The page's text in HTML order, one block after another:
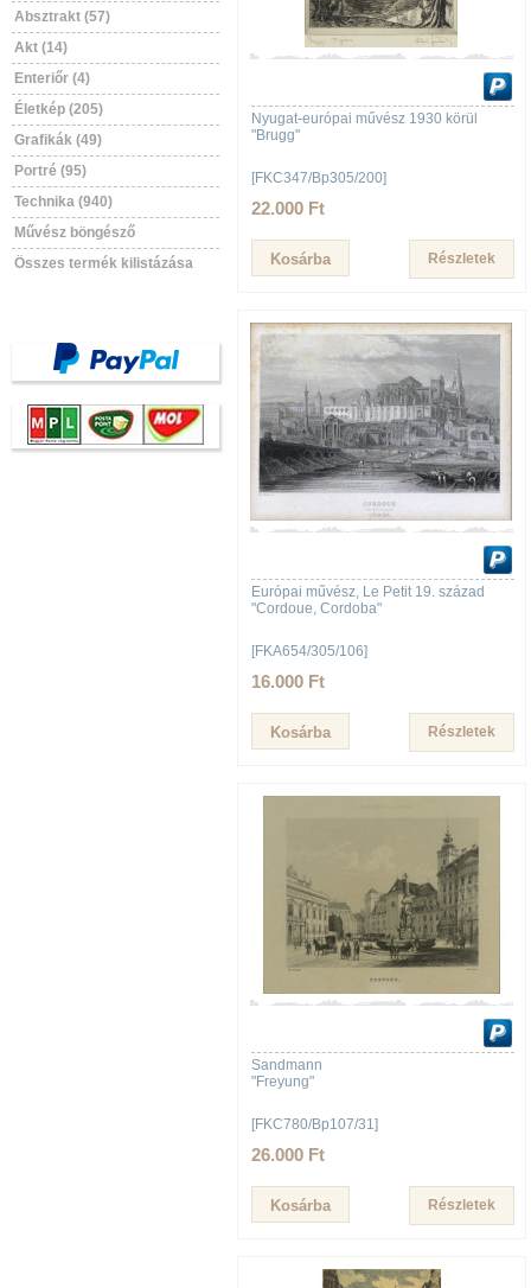
Absztrakt (57)
Akt (14)
Enteriőr (4)
Életkép (205)
Grafikák (49)
Portré (95)
Technika (940)
Művész böngésző
Összes termék kilistázása
Nyugat-európai művész 1930 körül
"Brugg"
[FKC347/Bp305/200]
22.000 Ft
Részletek
Európai művész, Le Petit 19. század
"Cordoue, Cordoba"
[FKA654/305/106]
16.000 Ft
Részletek
Sandmann
"Freyung"
[FKC780/Bp107/31]
26.000 Ft
Részletek